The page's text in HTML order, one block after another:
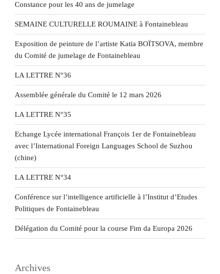
Constance pour les 40 ans de jumelage
SEMAINE CULTURELLE ROUMAINE à Fontainebleau
Exposition de peinture de l’artiste Katia BOÏTSOVA, membre
du Comité de jumelage de Fontainebleau
LA LETTRE N°36
Assemblée générale du Comité le 12 mars 2026
LA LETTRE N°35
Echange Lycée international François 1er de Fontainebleau
avec l’International Foreign Languages School de Suzhou
(chine)
LA LETTRE N°34
Conférence sur l’intelligence artificielle à l’Institut d’Etudes
Politiques de Fontainebleau
Délégation du Comité pour la course Fim da Europa 2026
Archives